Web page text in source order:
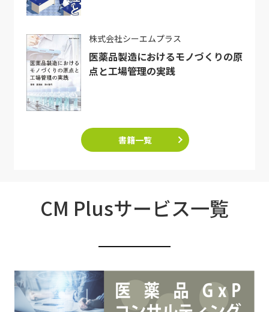
株式会社シーエムプラス
医薬品製造におけるモノづくりの原
点と工場管理の実践
書籍一覧
CM Plusサービス一覧